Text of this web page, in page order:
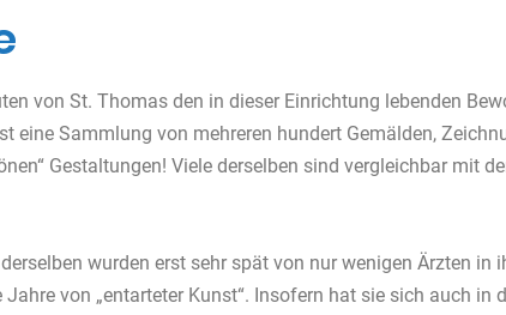
von St. Thomas den in dieser Einrichtung lebenden
Sammlung von mehreren hundert Gemälden,
Gestaltungen! Viele derselben sind vergleichbar mit
wurden erst sehr spät von nur wenigen Ärzten in
von „entarteter Kunst“. Insofern hat sie sich auch